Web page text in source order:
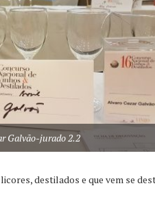
Galvão-jurado 2.2
destilados e que vem se